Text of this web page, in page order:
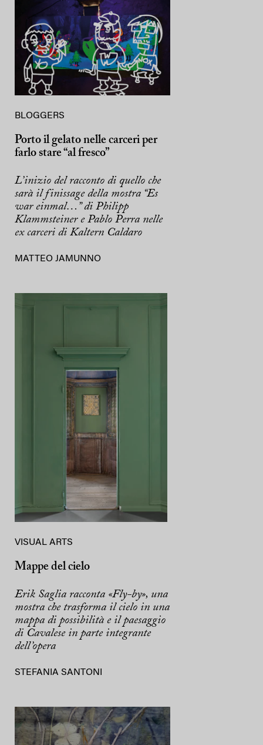
BLOGGERS
Porto il gelato nelle carceri per
farlo stare “al fresco”
L’inizio del racconto di quello che
sarà il finissage della mostra “Es
war einmal…” di Philipp
Klammsteiner e Pablo Perra nelle
ex carceri di Kaltern Caldaro
MATTEO JAMUNNO
VISUAL ARTS
Mappe del cielo
Erik Saglia racconta «Fly-by», una
mostra che trasforma il cielo in una
mappa di possibilità e il paesaggio
di Cavalese in parte integrante
dell’opera
STEFANIA SANTONI